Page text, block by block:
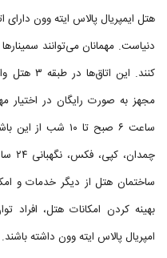
هتل ایمپریال پالاس ایته وون
دنیاست. مهمانان می‌توانند
کنند.
مجهز به صورت رایگان در اختیار
ساعت ۶ صبح تا ۱۰
ساختمان هتل از دیگر خدمات و
بهینه کردن امکانات هتل، افراد
امپریال پالاس ایته وون داشته باشند.